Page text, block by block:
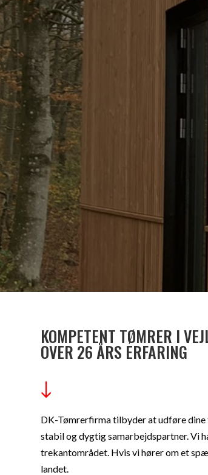
KOMPETENT TØMRER I
OVER 26 ÅRS ERFARING
"
DK-Tømrerfirma tilbyder at udføre dine
stabil og dygtig samarbejdspartner. Vi
trekantområdet. Hvis vi hører om et
landet.